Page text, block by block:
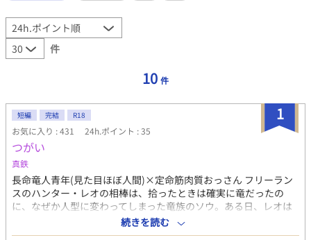
件
10 件
1
短編 完結 R18
お気に入り : 431 24h.ポイント : 35
つがい
真鉄
長命竜人青年(見た目ほぼ人間)×定命筋肉質おっさん フリーラン
スのハンター・レオの相棒は、拾ったときは確実に竜だったの
に、なぜか人型に変わってしまった竜族のソウ。ある日、レオは
偶然他の竜人と出会い、竜の生態について詳しく聞くことにー
ー。 長命×定命/青年×おっさん/擬似親子/乳首責め/媚薬/潮吹き/
続きを読む